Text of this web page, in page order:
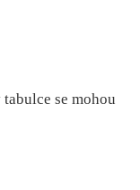
se mohou